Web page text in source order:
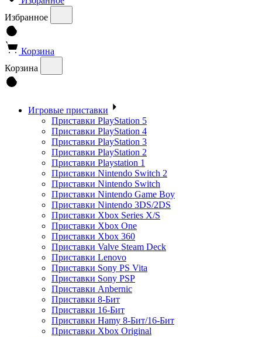
Избранное
Корзина
Корзина
Игровые приставки
Приставки PlayStation 5
Приставки PlayStation 4
Приставки PlayStation 3
Приставки PlayStation 2
Приставки Playstation 1
Приставки Nintendo Switch 2
Приставки Nintendo Switch
Приставки Nintendo Game Boy
Приставки Nintendo 3DS/2DS
Приставки Xbox Series X/S
Приставки Xbox One
Приставки Xbox 360
Приставки Valve Steam Deck
Приставки Lenovo
Приставки Sony PS Vita
Приставки Sony PSP
Приставки Anbernic
Приставки 8-Бит
Приставки 16-Бит
Приставки Hamy 8-Бит/16-Бит
Приставки Xbox Original